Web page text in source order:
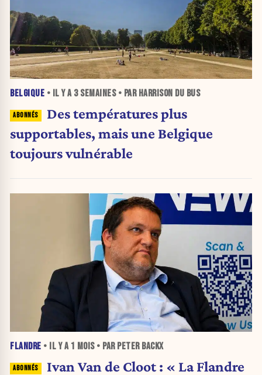
BELGIQUE • IL Y A 3 SEMAINES• PAR HARRISON DU BUS
Des températures plus
supportables, mais une Belgique
toujours vulnérable
FLANDRE • IL Y A 1 MOIS• PAR PETER BACKX
Ivan Van de Cloot : « La Flandre